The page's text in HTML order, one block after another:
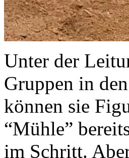
Unter der
Gruppen in
können sie
“Mühle”
im Schritt.